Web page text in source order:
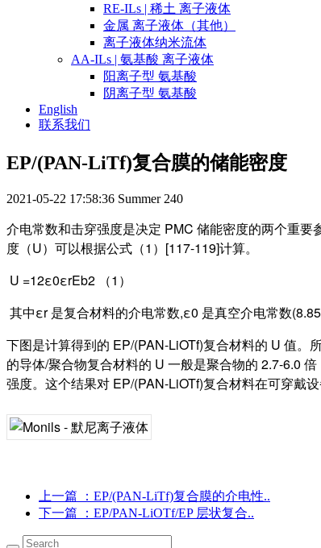
RE-ILs | 稀土 离子液体
金属 离子液体（其他）
离子液体纳米流体
AA-ILs | 氨基酸 离子液体
阳离子型 氨基酸
阴离子型 氨基酸
English
联系我们
EP/(PAN-LiTf)复合膜的储能密度
2021-05-22 17:58:36 Summer 240
介电常数和击穿强度是决定 PMC 储能密度的两个重
度（U）可以根据公式（1）[117-119]计算。
U =12ε0εrEb2 （1）
其中εr 是复合材料的介电常数,ε0 是真空介电常数
下图是计算得到的 EP/(PAN-LiOTf)复合材料的 U 值。
的导体/聚合物复合材料的 U 一般是聚合物的 2.7-6.0
强度。这个结果对 EP/(PAN-LiOTf)复合材料在可穿戴
上一篇
：EP/(PAN-LiTf)复合膜的介电性..
下一篇
：EP/PAN-LiOTf/EP 层状复合..